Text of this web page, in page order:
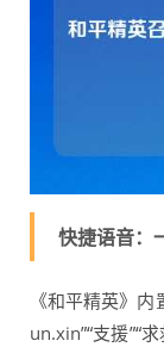
快捷语音：
《和平精英》
un.xin”“支援”“